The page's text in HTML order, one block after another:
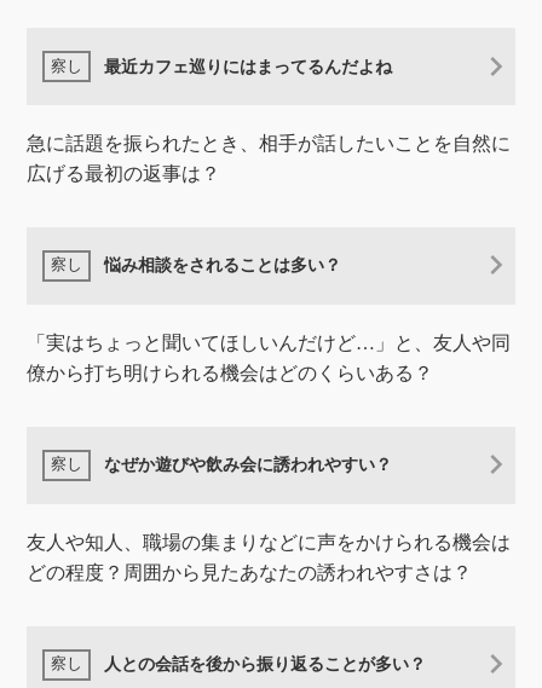
最近カフェ巡りにはまってるんだよね
急に話題を振られたとき、相手が話したいことを自然に
広げる最初の返事は？
悩み相談をされることは多い？
「実はちょっと聞いてほしいんだけど…」と、友人や同
僚から打ち明けられる機会はどのくらいある？
なぜか遊びや飲み会に誘われやすい？
​友人や知人、職場の集まりなどに声をかけられる機会は
どの程度？周囲から見たあなたの誘われやすさは？
人との会話を後から振り返ることが多い？